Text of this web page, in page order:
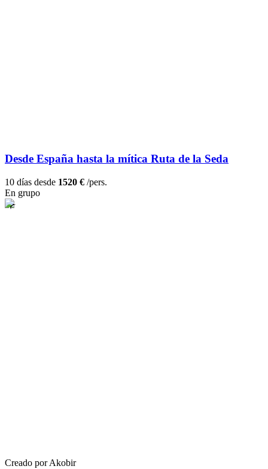
Desde España hasta la mítica Ruta de la Seda
10 días desde 1520 € /pers.
En grupo
Creado por Akobir